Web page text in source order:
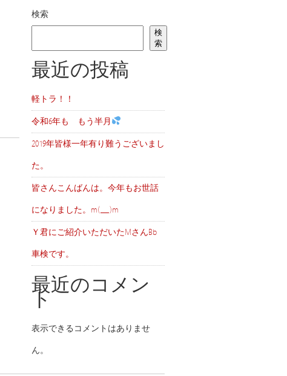
検索
検
索
最近の投稿
軽トラ！！
令和6年も もう半月
2019年皆様一年有り難うございまし
た。
皆さんこんばんは。今年もお世話
になりました。m(__)m
Ｙ君にご紹介いただいたMさんBb
車検です。
最近のコメン
ト
表示できるコメントはありませ
ん。